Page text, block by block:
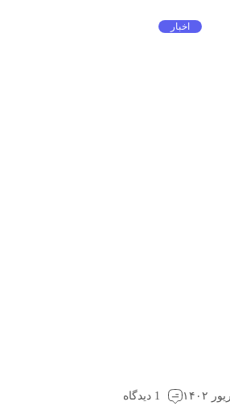
اخبار
1 دیدگاه